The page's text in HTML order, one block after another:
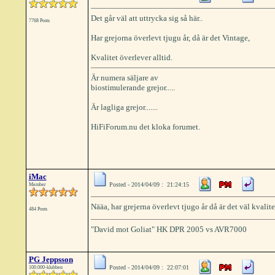
7768 Posts Det går väl att uttrycka sig så här..
Har grejorna överlevt tjugu år, då är det Vintage,
Kvalitet överlever alltid.
Är numera säljare av
biostimulerande grejor.....
Är lagliga grejor.......
HiFiForum.nu det kloka forumet.
iMac
Member
484 Posts
Posted - 2014/04/09 : 21:24:15
Nääa, har grejerna överlevt tjugo år då är det väl
"David mot Goliat" HK DPR 2005 vs AVR7000
PG Jeppsson
100.000-klubben Posted - 2014/04/09 : 22:07:01